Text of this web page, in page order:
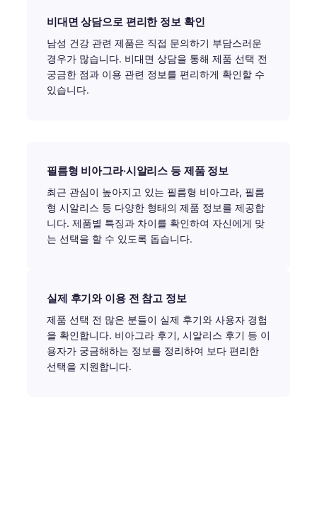
비대면 상담으로 편리한 정보 확인
남성 건강 관련 제품은 직접 문의하기 부담스러운
경우가 많습니다. 비대면 상담을 통해 제품 선택 전
궁금한 점과 이용 관련 정보를 편리하게 확인할 수
있습니다.
필름형 비아그라·시알리스 등 제품 정보
최근 관심이 높아지고 있는 필름형 비아그라, 필름
형 시알리스 등 다양한 형태의 제품 정보를 제공합
니다. 제품별 특징과 차이를 확인하여 자신에게 맞
는 선택을 할 수 있도록 돕습니다.
실제 후기와 이용 전 참고 정보
제품 선택 전 많은 분들이 실제 후기와 사용자 경험
을 확인합니다. 비아그라 후기, 시알리스 후기 등 이
용자가 궁금해하는 정보를 정리하여 보다 편리한
선택을 지원합니다.